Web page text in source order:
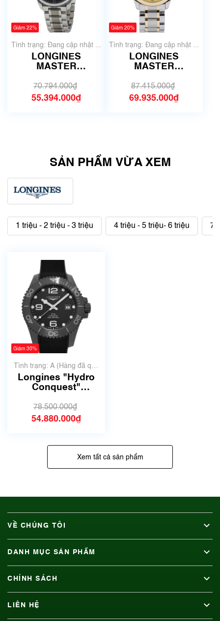
Giảm 22%
Tình trạng: Đang cập nhật ...
LONGINES
MASTER
40mm
70.794.000₫
55.394.000₫
Giảm 20%
Tình trạng: Đang cập nhật ...
LONGINES
MASTER
L2.755.5.37.7 | Size
38.5mm
87.415.000₫
69.935.000₫
SẢN PHẨM VỪA XEM
1 triệu - 2 triệu - 3 triệu 4 triệu - 5 triệu- 6 triệu 7
Giảm 30%
Tình trạng: A (Hàng đã qua
sử dụng nhưng rất đẹp,
không có xước)
Longines "Hydro
Conquest"
78.500.000₫
54.880.000₫
Xem tất cả sản phẩm
VỀ CHÚNG TÔI
DANH MỤC SẢN PHẨM
CHÍNH SÁCH
LIÊN HỆ